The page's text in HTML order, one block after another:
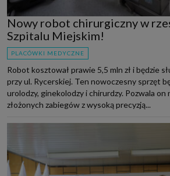
Nowy robot chirurgiczny w
Szpitalu Miejskim!
PLACÓWKI MEDYCZNE
Robot kosztował prawie 5,5 mln zł i będzie
przy ul. Rycerskiej. Ten nowoczesny sprzęt
urolodzy, ginekolodzy i chirurdzy. Pozwala
złożonych zabiegów z wysoką precyzją...